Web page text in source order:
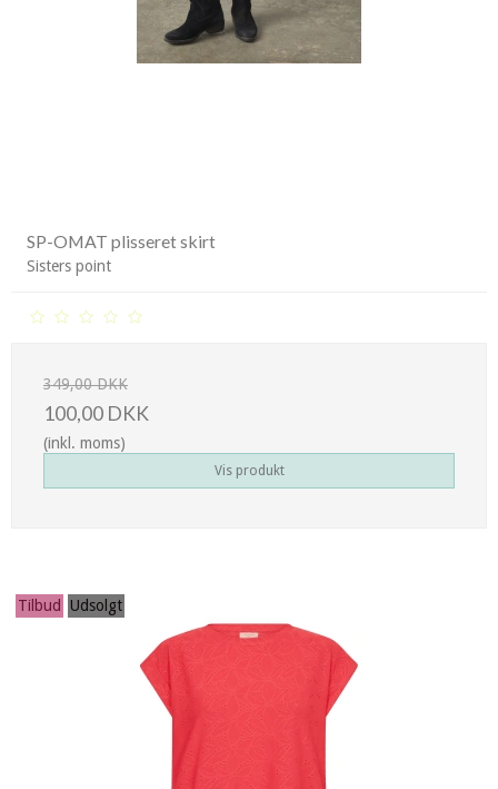
SP-OMAT plisseret skirt
Sisters point
349,00 DKK
100,00 DKK
(inkl. moms)
Vis produkt
Tilbud Udsolgt